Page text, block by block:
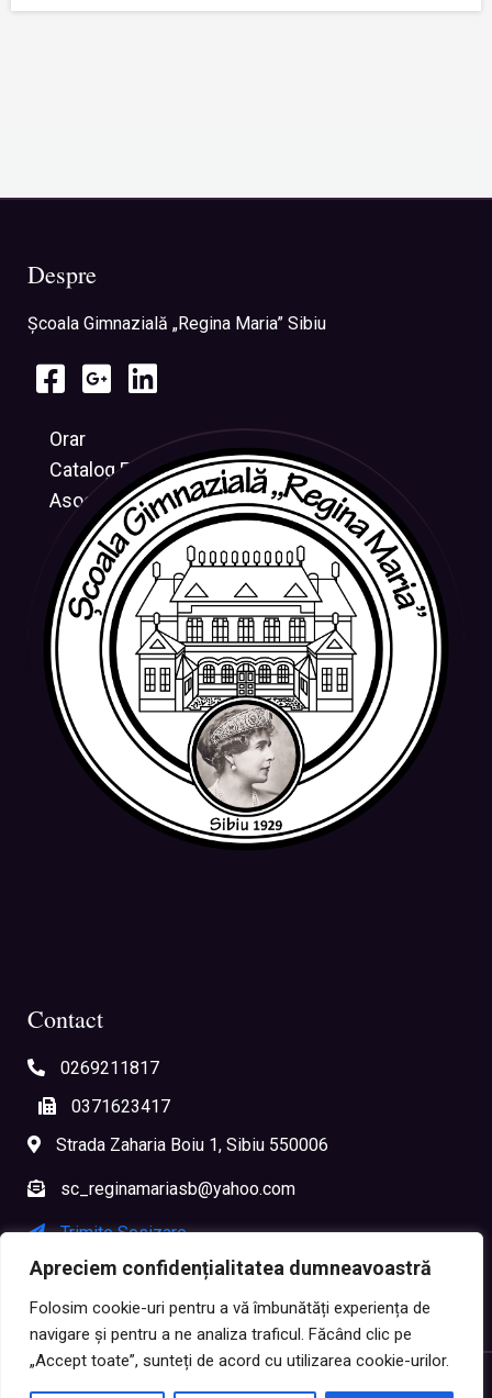
Apreciem confidențialitatea dumneavoastră
Folosim cookie-uri pentru a vă îmbunătăți experiența de
navigare și pentru a ne analiza traficul. Făcând clic pe
„Accept toate”, sunteți de acord cu utilizarea cookie-urilor.
Despre
Şcoala Gimnazială „Regina Maria” Sibiu
Orar
Catalog Electronic
Asociația CRESUS
Contact
0269211817
0371623417
Strada Zaharia Boiu 1, Sibiu 550006
sc_reginamariasb@yahoo.com
Trimite Sesizare
Sesizare Anonimă